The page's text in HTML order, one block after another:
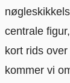
centrale
kort rids
kommer vi